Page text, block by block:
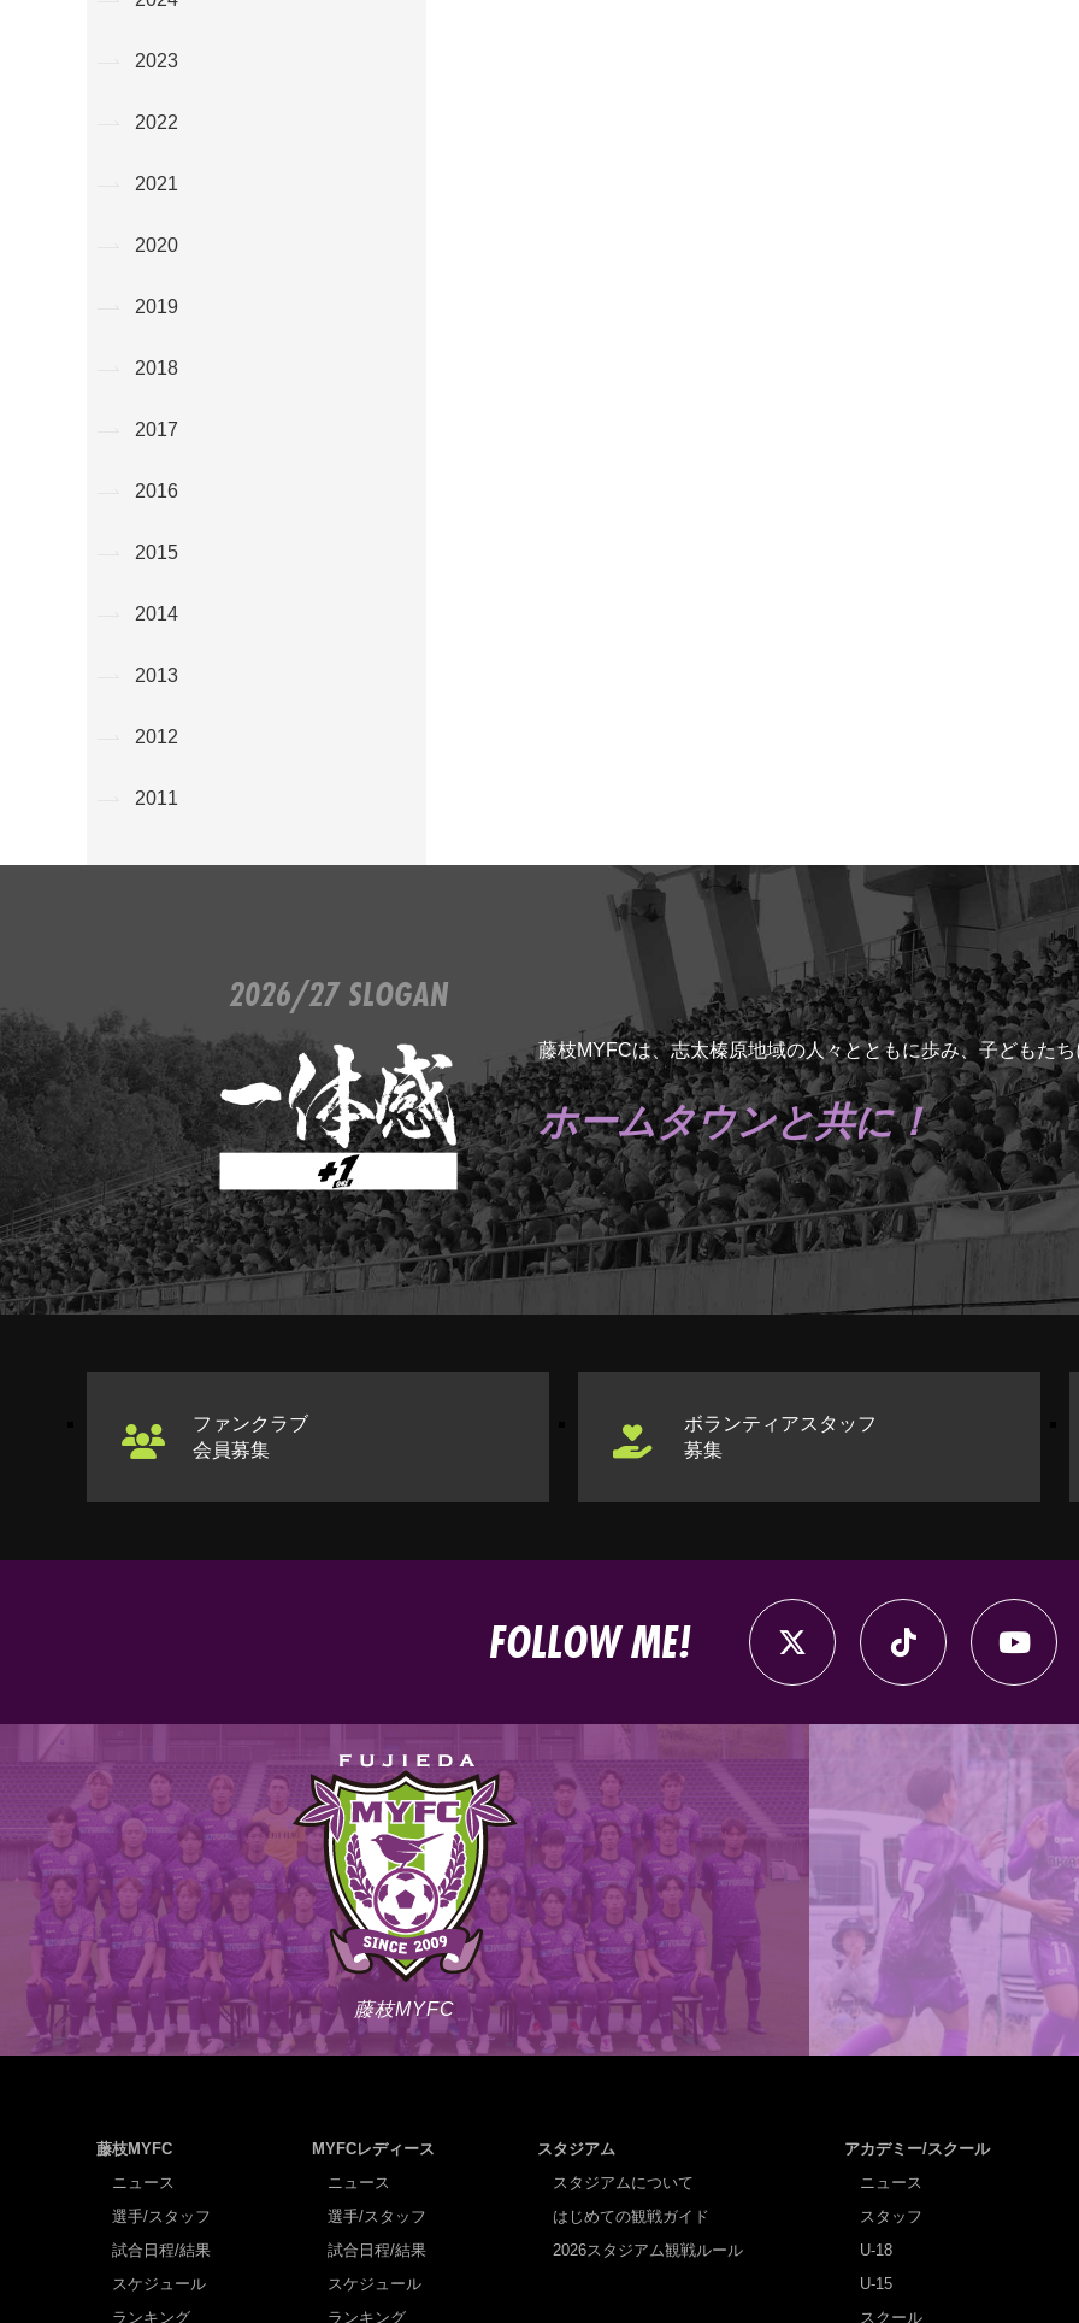
2023
2022
2021
2020
2019
2018
2017
2016
2015
2014
2013
2012
2011
2026/27 SLOGAN
藤枝MYFCは、志太榛原地域の人々とともに歩み、子どもた
ホームタウンと共に！
ファンクラブ
会員募集
ボランティアスタッフ
募集
FOLLOW ME!
藤枝MYFC
藤枝MYFC
ニュース
選手/スタッフ
試合日程/結果
スケジュール
ランキング
MYFCレディース
ニュース
選手/スタッフ
試合日程/結果
スケジュール
ランキング
スタジアム
スタジアムについて
はじめての観戦ガイド
2026スタジアム観戦ルール
アカデミー/スクール
ニュース
スタッフ
U-18
U-15
スクール